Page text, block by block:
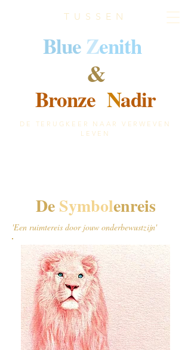
BlueZenith
DE TERUGKEER NAAR VERWEVEN
LEVEN
&
Bronze Nadir
TUSSEN
DeSymbolenreis
'Een ruimtereis door jouw onderbewustzijn'